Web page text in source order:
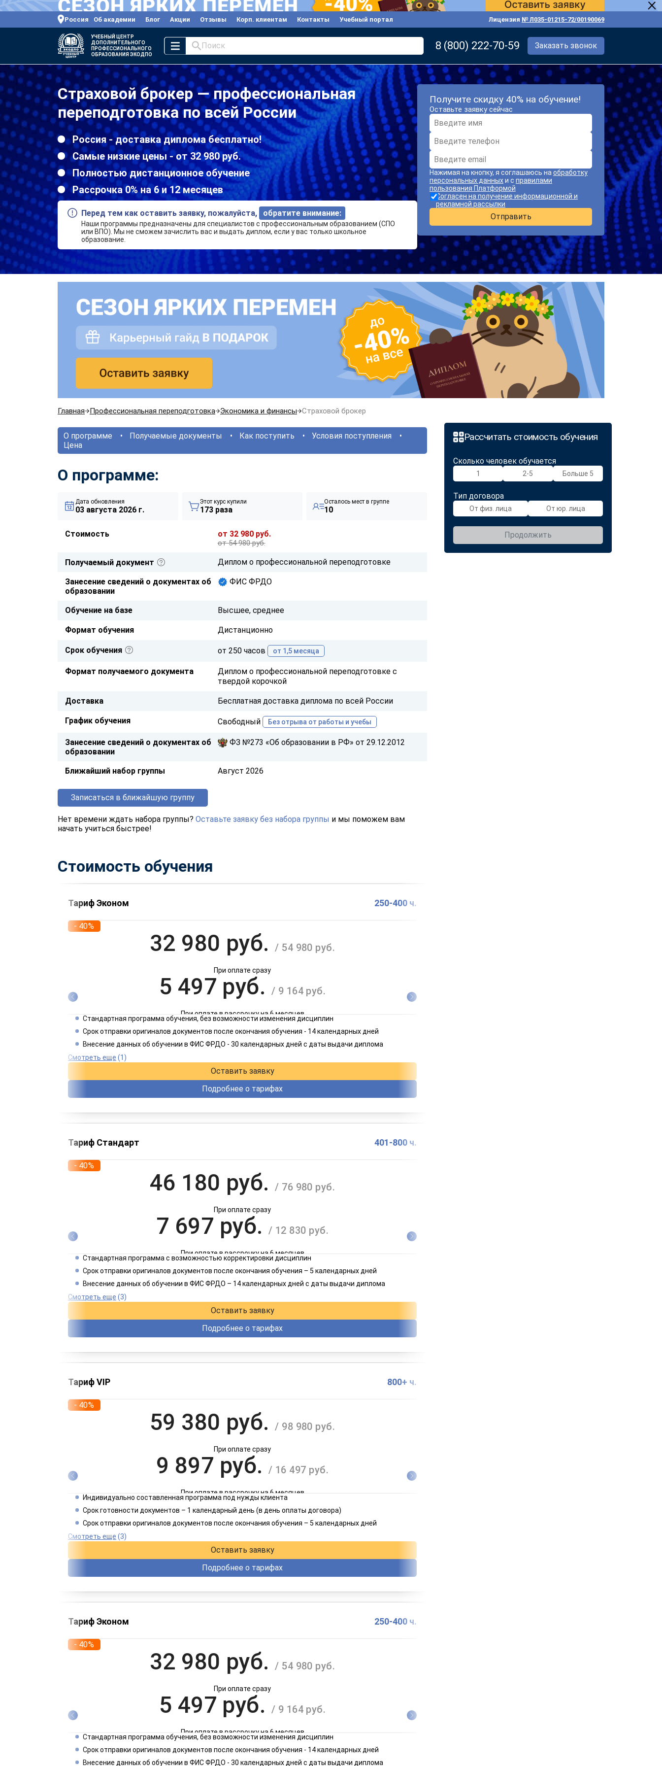
Россия Об академии Блог Акции Отзывы Корп. клиентам Контакты Учебный портал Лицензия № Л035-01215-72/00190069
УЧЕБНЫЙ ЦЕНТР
ДОПОЛНИТЕЛЬНОГО
ПРОФЕССИОНАЛЬНОГО
ОБРАЗОВАНИЯ ЭКОДПО
Поиск 8 (800) 222-70-59 Заказать звонок
Страховой брокер — профессиональная
переподготовка по всей России
Россия - доставка диплома бесплатно!
Самые низкие цены - от 32 980 руб.
Полностью дистанционное обучение
Рассрочка 0% на 6 и 12 месяцев
Перед тем как оставить заявку, пожалуйста, обратите внимание:
Наши программы предназначены для специалистов с профессиональным образованием (СПО
или ВПО). Мы не сможем зачислить вас и выдать диплом, если у вас только школьное
образование.
Получите скидку 40% на обучение!
Оставьте заявку сейчас
Нажимая на кнопку, я соглашаюсь на обработку
персональных данныхи с правилами
пользования Платформой
Согласен на получение информационной и
рекламной рассылки
Отправить
Главная Профессиональная переподготовка Экономика и финансы Страховой брокер
Рассчитать стоимость обучения
Сколько человек обучается
1 2-5 Больше 5
Тип договора
От физ. лица От юр. лица
Продолжить
О программе Получаемые документы Как поступить
Условия поступления
Цена
О программе:
Дата обновления
03 августа 2026 г.
Этот курс купили
173 раза
Осталось мест в группе
10
Стоимость от 32 980 руб.
от 54 980 руб.
Получаемый документ Диплом о профессиональной переподготовке
Занесение сведений о документах об
образовании
ФИС ФРДО
Обучение на базе Высшее, среднее
Формат обучения Дистанционно
Срок обучения от 250 часов от 1,5 месяца
Формат получаемого документа
Диплом о профессиональной переподготовке с
твердой корочкой
Доставка Бесплатная доставка диплома по всей России
График обучения Свободный Без отрыва от работы и учебы
Занесение сведений о документах об
образовании
ФЗ №273 «Об образовании в РФ» от 29.12.2012
Ближайший набор группы Август 2026
Записаться в ближайшую группу
Нет времени ждать набора группы? Оставьте заявку без набора группы и мы поможем вам
начать учиться быстрее!
Стоимость обучения
Тариф Эконом 250-400 ч.
- 40%
32 980 руб./ 54 980 руб.
При оплате сразу
5 497 руб. / 9 164 руб.
При оплате в рассрочку на 6 месяцев
2 749 руб./ 4 582 руб.
Стандартная программа обучения, без возможности изменения дисциплин
Срок отправки оригиналов документов после окончания обучения - 14 календарных дней
Внесение данных об обучении в ФИС ФРДО - 30 календарных дней с даты выдачи диплома
Смотреть еще (1)
Оставить заявку
Подробнее о тарифах
Тариф Стандарт 401-800 ч.
- 40%
46 180 руб./ 76 980 руб.
При оплате сразу
7 697 руб./ 12 830 руб.
При оплате в рассрочку на 6 месяцев
3 849 руб./ 6 415 руб.
Стандартная программа с возможностью корректировки дисциплин
Срок отправки оригиналов документов после окончания обучения – 5 календарных дней
Внесение данных об обучении в ФИС ФРДО – 14 календарных дней с даты выдачи диплома
Смотреть еще (3)
Оставить заявку
Подробнее о тарифах
Тариф VIP 800+ ч.
- 40%
59 380 руб./ 98 980 руб.
При оплате сразу
9 897 руб./ 16 497 руб.
При оплате в рассрочку на 6 месяцев
4 949 руб./ 8 249 руб.
Индивидуально составленная программа под нужды клиента
Срок готовности документов – 1 календарный день (в день оплаты договора)
Срок отправки оригиналов документов после окончания обучения – 5 календарных дней
Смотреть еще (3)
Оставить заявку
Подробнее о тарифах
Тариф Эконом 250-400 ч.
- 40%
32 980 руб./ 54 980 руб.
При оплате сразу
5 497 руб. / 9 164 руб.
При оплате в рассрочку на 6 месяцев
2 749 руб./ 4 582 руб.
Стандартная программа обучения, без возможности изменения дисциплин
Срок отправки оригиналов документов после окончания обучения - 14 календарных дней
Внесение данных об обучении в ФИС ФРДО - 30 календарных дней с даты выдачи диплома